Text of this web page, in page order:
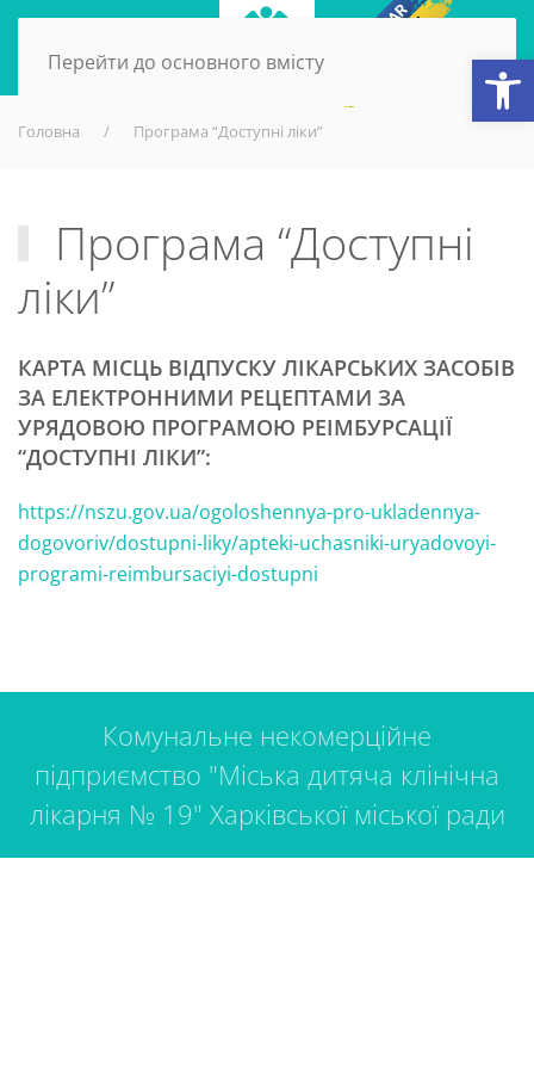
Перейти до основного вмісту
Головна Програма “Доступні ліки”
Програма “Доступні
ліки”
КАРТА МІСЦЬ ВІДПУСКУ ЛІКАРСЬКИХ ЗАСОБІВ
ЗА ЕЛЕКТРОННИМИ РЕЦЕПТАМИ ЗА
УРЯДОВОЮ ПРОГРАМОЮ РЕІМБУРСАЦІЇ
“ДОСТУПНІ ЛІКИ”:
https://nszu.gov.ua/ogoloshennya-pro-ukladennya-
dogovoriv/dostupni-liky/apteki-uchasniki-uryadovoyi-
programi-reimbursaciyi-dostupni
Комунальне некомерційне
підприємство "Міська дитяча клінічна
лікарня № 19" Харківської міської ради